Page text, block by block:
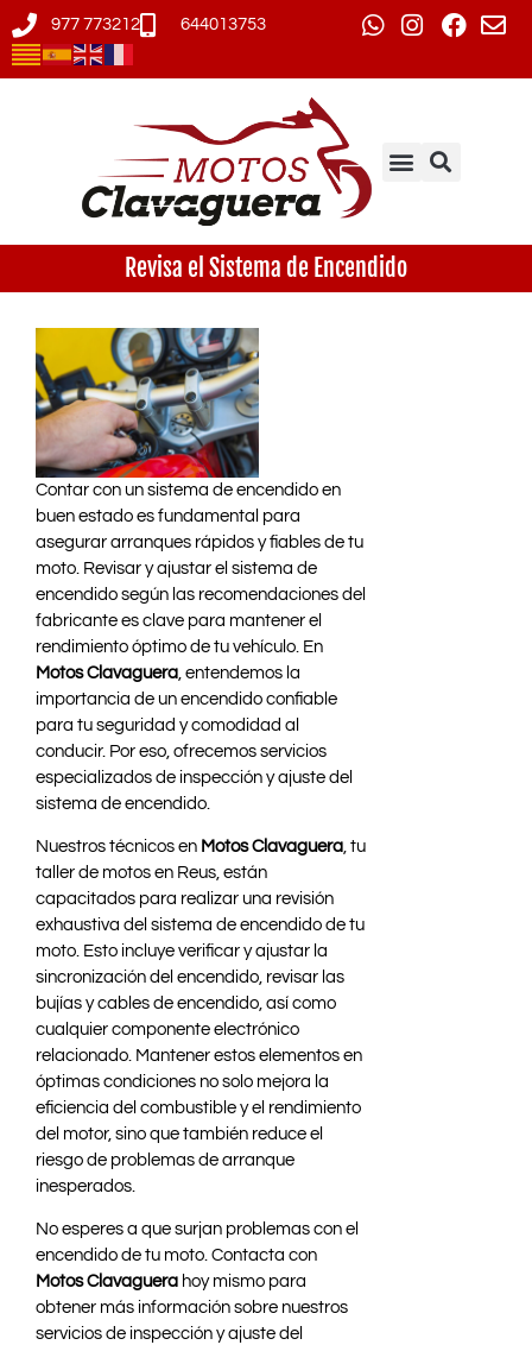
977 773212 644013753
Revisa el Sistema de Encendido
Contar con un sistema de encendido en
buen estado es fundamental para
asegurar arranques rápidos y fiables de tu
moto. Revisar y ajustar el sistema de
encendido según las recomendaciones del
fabricante es clave para mantener el
rendimiento óptimo de tu vehículo. En
Motos Clavaguera , entendemos la
importancia de un encendido confiable
para tu seguridad y comodidad al
conducir. Por eso, ofrecemos servicios
especializados de inspección y ajuste del
sistema de encendido.
Nuestros técnicos en Motos Clavaguera, tu
taller de motos en Reus, están
capacitados para realizar una revisión
exhaustiva del sistema de encendido de tu
moto. Esto incluye verificar y ajustar la
sincronización del encendido, revisar las
bujías y cables de encendido, así como
cualquier componente electrónico
relacionado. Mantener estos elementos en
óptimas condiciones no solo mejora la
eficiencia del combustible y el rendimiento
del motor, sino que también reduce el
riesgo de problemas de arranque
inesperados.
No esperes a que surjan problemas con el
encendido de tu moto. Contacta con
Motos Clavaguera hoy mismo para
obtener más información sobre nuestros
servicios de inspección y ajuste del